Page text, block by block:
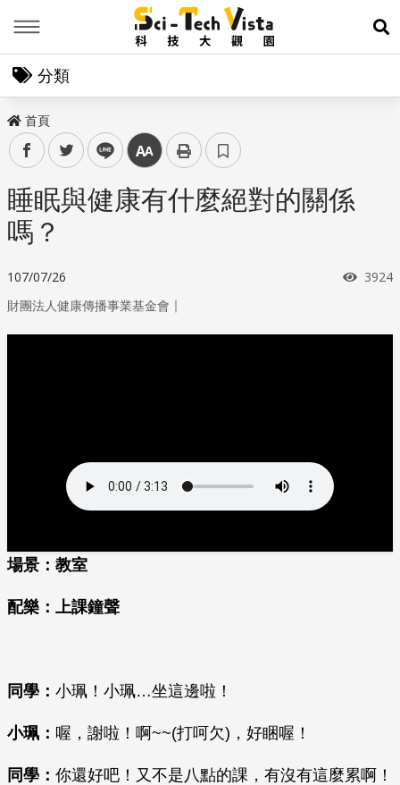
展
分類
首頁
facebooktwitter line 中
睡眠與健康有什麼絕對的關係
嗎？
107/07/26 瀏覽
3924
財團法人健康傳播事業基金會 ｜
場景：教室
配樂：上課鐘聲
同學： 小珮！小珮…坐這邊啦！
小珮： 喔，謝啦！啊~~(打呵欠)，好睏喔！
同學： 你還好吧！又不是八點的課，有沒有這麼累啊！